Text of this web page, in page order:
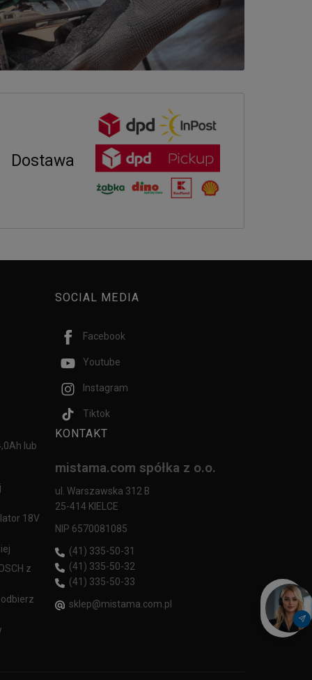
Dostawa
lub
18V
z
SOCIAL MEDIA
Facebook
Youtube
Instagram
Tiktok
KONTAKT
mistama.com spółka z o.o.
ul. Warszawska 312 B
25-414 KIELCE
NIP 6570081085
(41) 335-50-31
(41) 335-50-32
(41) 335-50-33
sklep@mistama.com.pl